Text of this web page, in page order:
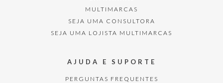
MULTIMARCAS
SEJA UMA CONSULTORA
SEJA UMA LOJISTA MULTIMARCAS
AJUDA E SUPORTE
PERGUNTAS FREQUENTES